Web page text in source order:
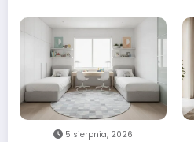
5 sierpnia, 2026